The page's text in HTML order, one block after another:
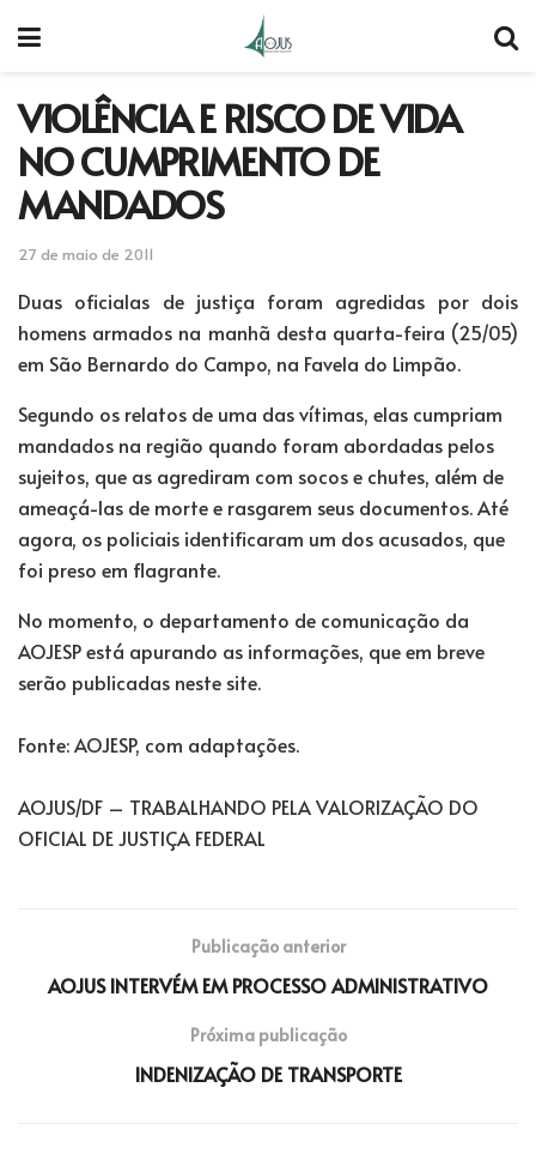
VIOLÊNCIA E RISCO DE VIDA
NO CUMPRIMENTO DE
MANDADOS
27 de maio de 2011
Duas oficialas de justiça foram agredidas por dois
homens armados na manhã desta quarta-feira (25/05)
em São Bernardo do Campo, na Favela do Limpão.
Segundo os relatos de uma das vítimas, elas cumpriam
mandados na região quando foram abordadas pelos
sujeitos, que as agrediram com socos e chutes, além de
ameaçá-las de morte e rasgarem seus documentos. Até
agora, os policiais identificaram um dos acusados, que
foi preso em flagrante.
No momento, o departamento de comunicação da
AOJESP está apurando as informações, que em breve
serão publicadas neste site.
Fonte: AOJESP, com adaptações.
AOJUS/DF – TRABALHANDO PELA VALORIZAÇÃO DO
OFICIAL DE JUSTIÇA FEDERAL
Publicação anterior
AOJUS INTERVÉM EM PROCESSO ADMINISTRATIVO
Próxima publicação
INDENIZAÇÃO DE TRANSPORTE